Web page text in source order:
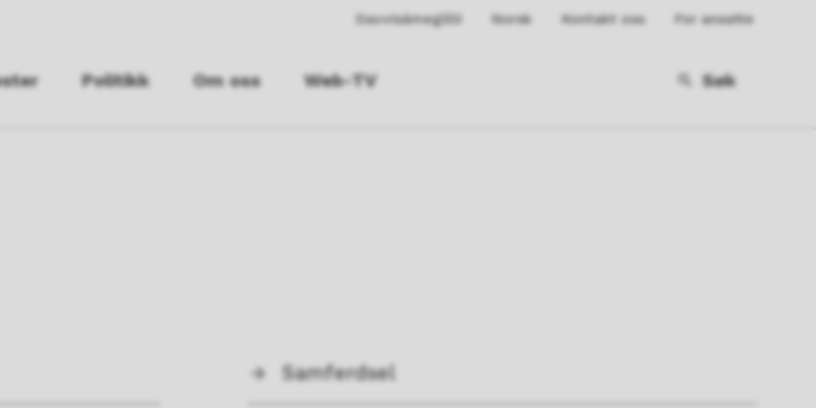
Davvisámegillii Norsk Kontakt oss For ansatte
Politikk Om oss Web-TV Søk
Samferdsel